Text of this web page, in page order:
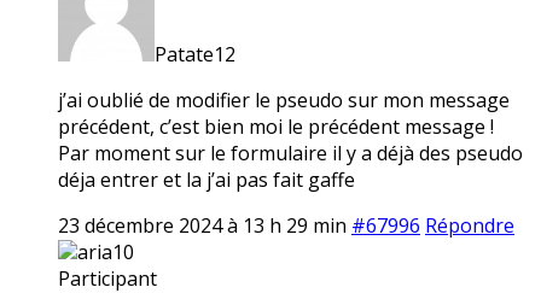
Patate12
j’ai oublié de modifier le pseudo sur mon message
précédent, c’est bien moi le précédent message !
Par moment sur le formulaire il y a déjà des pseudo
déja entrer et la j’ai pas fait gaffe
23 décembre 2024 à 13 h 29 min #67996 Répondre
aria10
Participant